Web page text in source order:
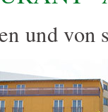
und von